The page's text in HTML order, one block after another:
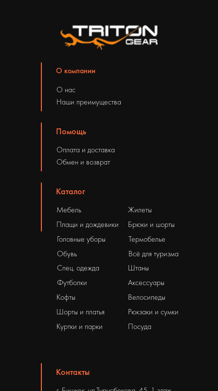
О компании
О нас
Наши преимущества
Помощь
Оплата и доставка
Обмен и возврат
Контакты
Жилеты
Каталог
Плащи и дождевики
Головные уборы
Обувь
Штаны
Рюкзаки и сумки
Мебель
Брюки и шорты
Термобелье
Всё для туризма
Велосипеды
Аксессуары
Спец. одежда
Футболки
Куртки и парки
Кофты
Шорты и платья
Посуда